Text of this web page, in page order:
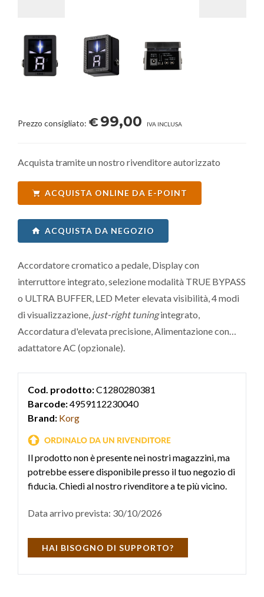
Prezzo consigliato: €99,00 IVA INCLUSA
Acquista tramite un nostro rivenditore autorizzato
ACQUISTA ONLINE DA E-POINT
ACQUISTA DA NEGOZIO
Accordatore cromatico a pedale, Display con
interruttore integrato, selezione modalità TRUE BYPASS
o ULTRA BUFFER, LED Meter elevata visibilità, 4 modi
di visualizzazione, just-right tuningintegrato,
Accordatura d'elevata precisione, Alimentazione con
adattatore AC (opzionale).
Cod. prodotto:C1280280381
Barcode:4959112230040
Brand: Korg
Il prodotto non è presente nei nostri magazzini, ma
potrebbe essere disponibile presso il tuo negozio di
fiducia. Chiedi al nostro rivenditore a te più vicino.
Data arrivo prevista: 30/10/2026
HAI BISOGNO DI SUPPORTO?